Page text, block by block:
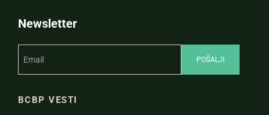
Newsletter
BCBP VESTI